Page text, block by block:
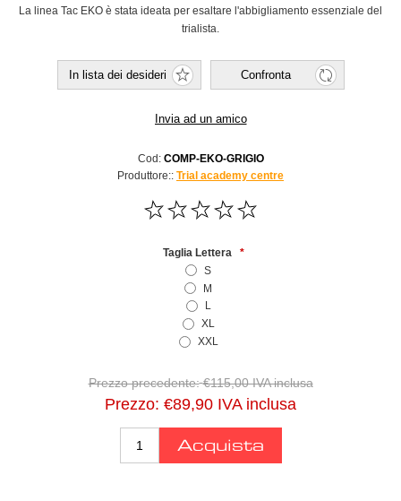
La linea Tac EKO è stata ideata per esaltare l'abbigliamento essenziale del
trialista.
Cod: COMP-EKO-GRIGIO
Produttore:: Trial academy centre
Taglia Lettera
*
S
M
L
XL
XXL
Prezzo precedente: €115,00 IVA inclusa
Prezzo: €89,90 IVA inclusa